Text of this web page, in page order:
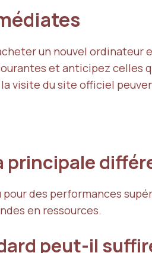
un nouvel
et anticipez celles
visite du site officiel
principale
pour des performances
en ressources.
peut-il